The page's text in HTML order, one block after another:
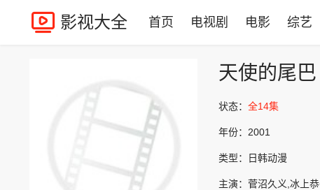
影视大全 首页 电视剧 电影 综艺
天使的尾巴
状态： 全14集
年份： 2001
类型： 日韩动漫
主演： 菅沼久义,冰上